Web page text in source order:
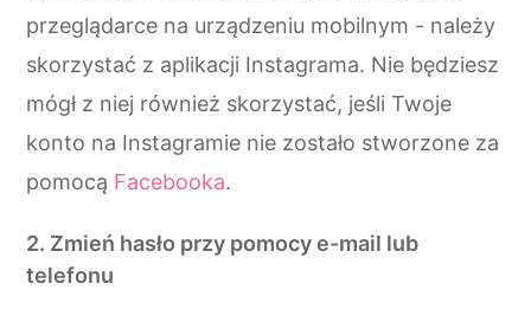
przeglądarce na urządzeniu mobilnym - należy
skorzystać z aplikacji Instagrama. Nie będziesz
mógł z niej również skorzystać, jeśli Twoje
konto na Instagramie nie zostało stworzone za
pomocą Facebooka.
2. Zmień hasło przy pomocy e-mail lub
telefonu